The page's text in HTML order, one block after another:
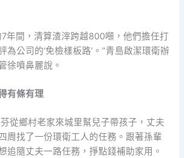
年間，清算渣滓跨越800噸，他們擔任打
為公司的‘免檢樣板路’。”青島啟潔環衛辦
徐噴鼻麗說。
有條有理
從鄉村老家來城里幫兒子帶孩子，丈夫
周找了一份環衛工人的任務。跟著孫輩
追隨丈夫一路任務，掙點錢補助家用。